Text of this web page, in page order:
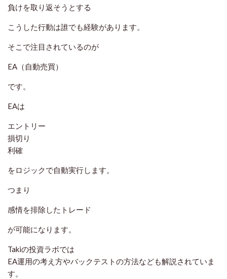
負けを取り返そうとする
こうした行動は誰でも経験があります。
そこで注目されているのが
EA（自動売買）
です。
EAは
エントリー
損切り
利確
をロジックで自動実行します。
つまり
感情を排除したトレード
が可能になります。
Takiの投資ラボでは
EA運用の考え方やバックテストの方法なども解説されていま
す。